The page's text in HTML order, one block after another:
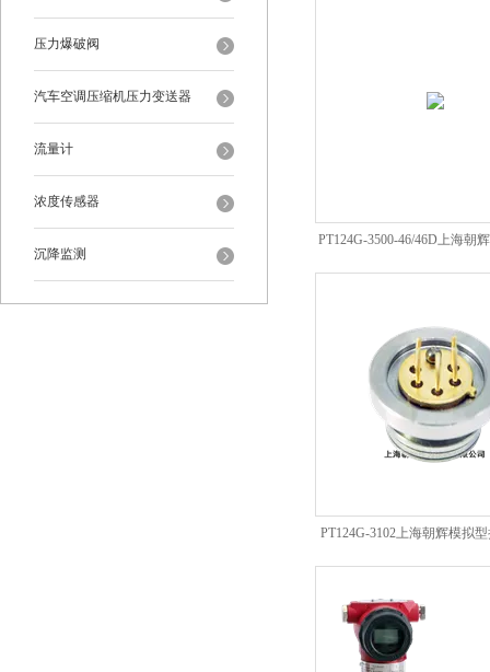
压力爆破阀
汽车空调压缩机压力变送器
流量计
浓度传感器
沉降监测
PT124G-3500-46/46D上海朝
硅差压传感器
PT124G-3102上海朝辉模拟
传感器芯体